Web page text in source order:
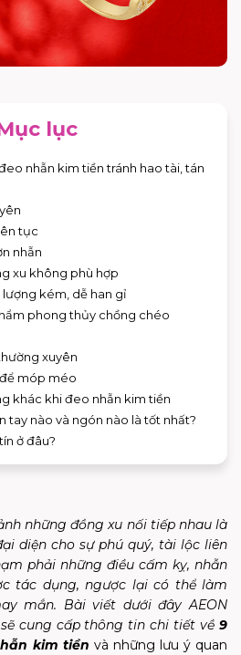
lục
nhẫn kim tiền tránh hao tài, tán
tục
nhẫn
xu không phù hợp
kém, dễ han gỉ
phong thủy chồng chéo
xuyên
móp méo
khác khi đeo nhẫn kim tiền
tay nào và ngón nào là tốt nhất?
ở đâu?
những đồng xu nối tiếp nhau là
diện cho sự phú quý, tài lộc liên
phải những điều cấm kỵ, nhẫn
tác dụng, ngược lại có thể làm
mắn. Bài viết dưới đây AEON
sẽ cung cấp thông tin chi tiết về 9
kim tiền và những lưu ý quan